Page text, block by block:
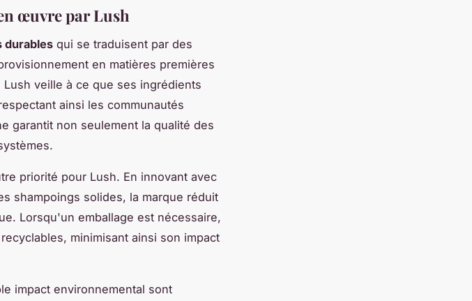
œuvre par Lush
durables qui se traduisent par des
en matières premières
veille à ce que ses ingrédients
ainsi les communautés
garantit non seulement la qualité des
priorité pour Lush. En innovant avec
shampoings solides, la marque réduit
Lorsqu'un emballage est nécessaire,
minimisant ainsi son impact
impact environnemental sont